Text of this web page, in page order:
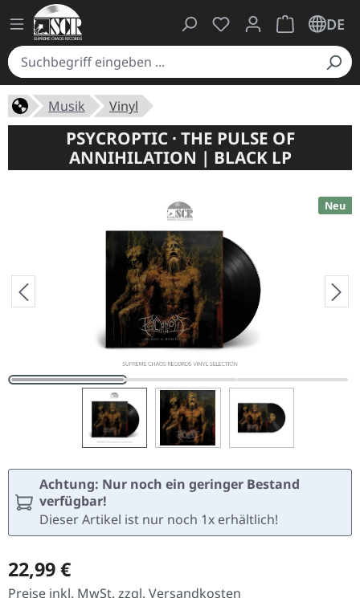
Du hast 0 Produkte
Warenkorb
DE
Musik Vinyl
PSYCROPTIC · THE PULSE OF
ANNIHILATION | BLACK LP
Neu
Achtung: Nur noch ein geringer Bestand
verfügbar!
Dieser Artikel ist nur noch 1x erhältlich!
Regulärer Preis:
22,99 €
Preise inkl. MwSt. zzgl. Versandkosten